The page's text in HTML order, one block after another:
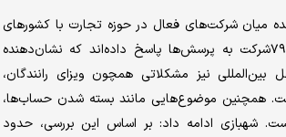
میان شرکت‌های فعال در حوزه تجارت با کشورهای
روسیه، ارمنستان، قزاقستان، قرقیزستان و بلاروس گفت: از مجموع ۱۰۷شرکت فعال، ۷۹شرکت به پرسش‌ها پاسخ داده‌اند که نشان‌دهنده
بین‌المللی نیز مشکلاتی همچون ویزای رانندگان،
همچنین موضوع‌هایی مانند بسته شدن حساب‌ها،
شهبازی ادامه داد: بر اساس این بررسی، حدود